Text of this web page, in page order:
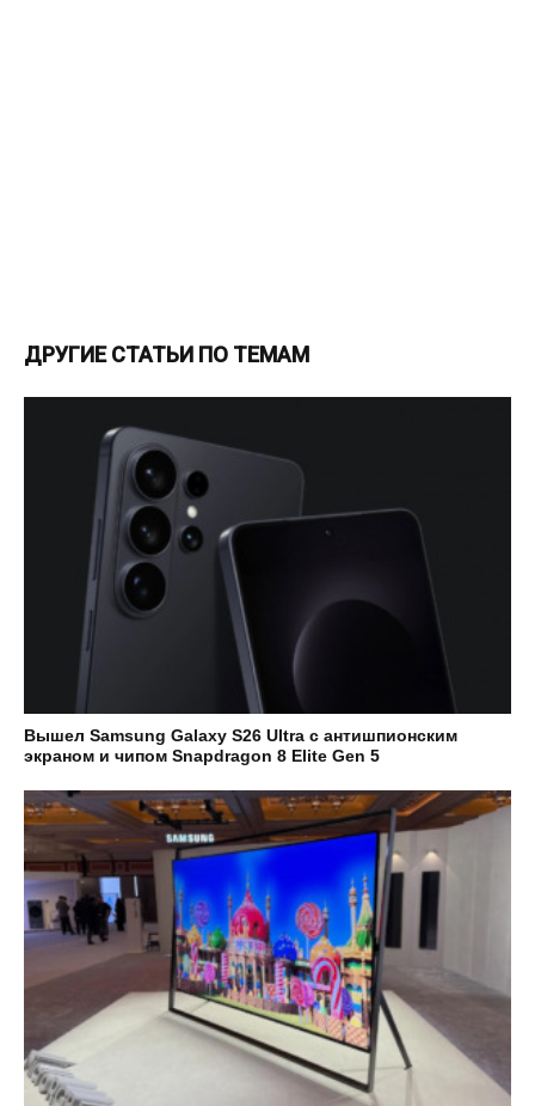
ДРУГИЕ СТАТЬИ ПО ТЕМАМ
Вышел Samsung Galaxy S26 Ultra с антишпионским
экраном и чипом Snapdragon 8 Elite Gen 5